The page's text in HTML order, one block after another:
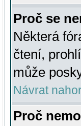
Proč se
Některá
čtení,
může
Návrat
Proč